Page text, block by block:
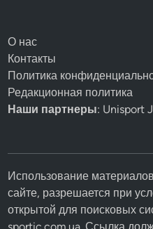
О нас
Контакты
Политика
Редакционная политика
Наши партнеры: Unisport
Использование
сайте, разрешается при
открытой для поисковых